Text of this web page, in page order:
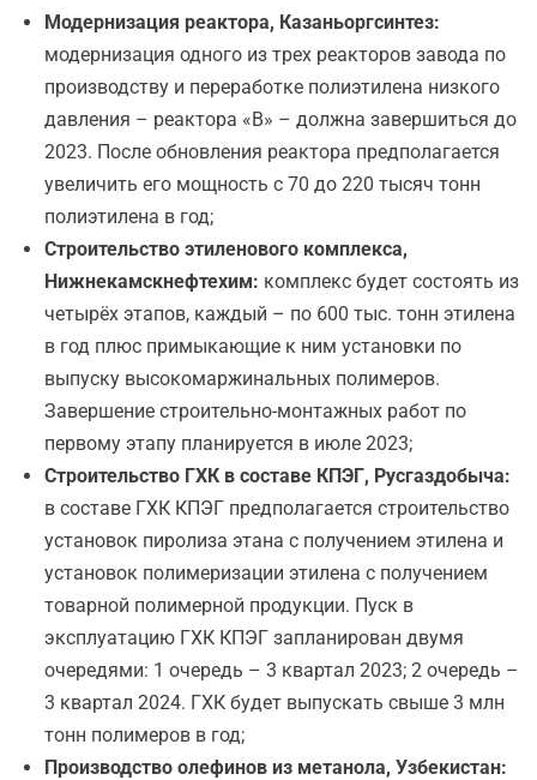
Модернизация реактора, Казаньоргсинтез:
модернизация одного из трех реакторов завода по
производству и переработке полиэтилена низкого
давления – реактора «В» – должна завершиться до
2023. После обновления реактора предполагается
увеличить его мощность с 70 до 220 тысяч тонн
полиэтилена в год;
Строительство этиленового комплекса,
Нижнекамскнефтехим: комплекс будет состоять из
четырёх этапов, каждый – по 600 тыс. тонн этилена
в год плюс примыкающие к ним установки по
выпуску высокомаржинальных полимеров.
Завершение строительно-монтажных работ по
первому этапу планируется в июле 2023;
Строительство ГХК в составе КПЭГ, Русгаздобыча:
в составе ГХК КПЭГ предполагается строительство
установок пиролиза этана с получением этилена и
установок полимеризации этилена с получением
товарной полимерной продукции. Пуск в
эксплуатацию ГХК КПЭГ запланирован двумя
очередями: 1 очередь – 3 квартал 2023; 2 очередь –
3 квартал 2024. ГХК будет выпускать свыше 3 млн
тонн полимеров в год;
Производство олефинов из метанола, Узбекистан: